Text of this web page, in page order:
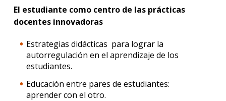
El estudiante como centro de las prácticas
docentes innovadoras
Estrategias didácticas para lograr la
autorregulación en el aprendizaje de los
estudiantes.
Educación entre pares de estudiantes:
aprender con el otro.